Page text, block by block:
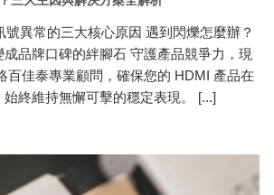
號異常的三大核心原因 遇到閃爍怎麼辦？
品牌口碑的絆腳石 守護產品競爭力，現
百佳泰專業顧問，確保您的 HDMI 產品在
終維持無懈可擊的穩定表現。 [...]